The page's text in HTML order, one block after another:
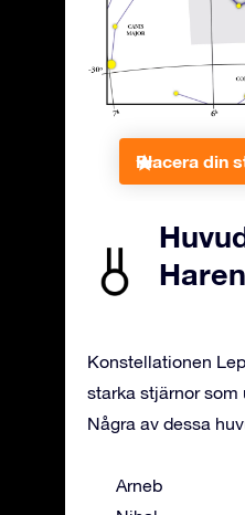
Placera din
Konstellationen
starka stjärnor som
Några av dessa
Arneb